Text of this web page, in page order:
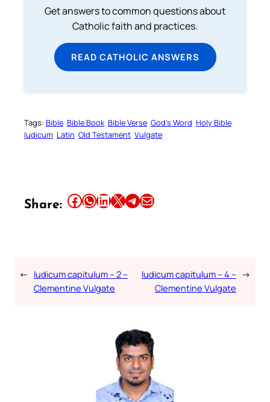
Get answers to common questions about
Catholic faith and practices.
READ CATHOLIC ANSWERS
Tags: Bible Bible Book Bible Verse God’s Word Holy Bible
Iudicum Latin Old Testament Vulgate
Share: Share this article on Facebook Share this article on WhatsApp Share this article on LinkedIn Share this article on X Share this article on TelegramEmail this Article
← Iudicum capitulum – 2 –
Clementine Vulgate
Iudicum capitulum – 4 –
Clementine Vulgate
→